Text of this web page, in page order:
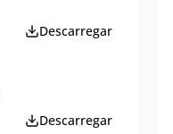
Descarregar
Descarregar